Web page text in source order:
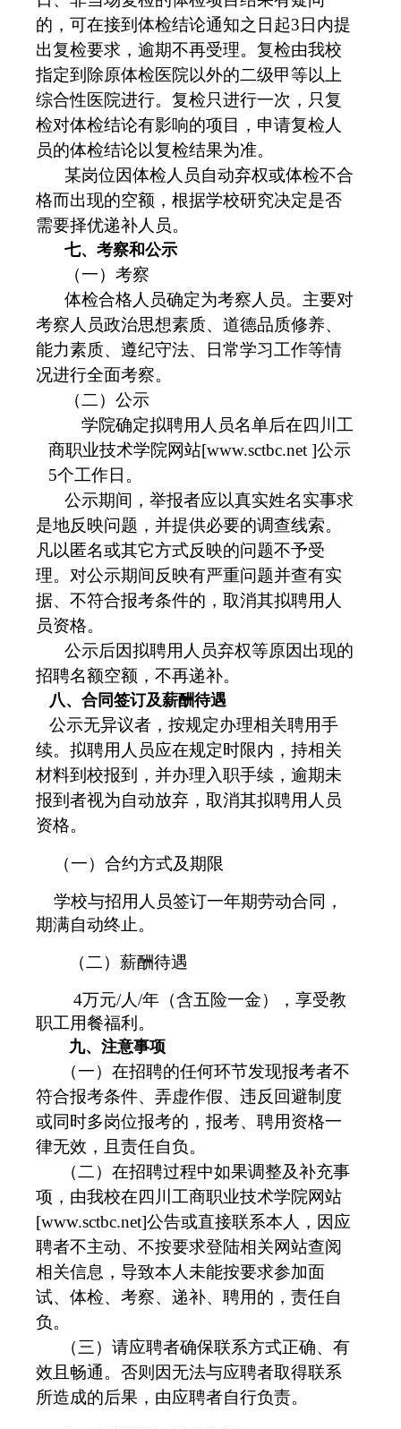
的，可在接到体检结论通知之日起3日内提
出复检要求，逾期不再受理。复检由我校
指定到除原体检医院以外的二级甲等以上
综合性医院进行。复检只进行一次，只复
检对体检结论有影响的项目，申请复检人
员的体检结论以复检结果为准。
某岗位因体检人员自动弃权或体检不合
格而出现的空额，根据学校研究决定是否
需要择优递补人员。
七、 考察和公示
（一）考察
体检合格人员确定为考察人员。主要对
考察人员政治思想素质、道德品质修养、
能力素质、遵纪守法、日常学习工作等情
况进行全面考察。
（二）公示
学院确定拟聘用人员名单后在四川工
商职业技术学院网站[www.sctbc.net ]公示
5个工作日。
公示期间，举报者应以真实姓名实事求
是地反映问题，并提供必要的调查线索。
凡以匿名或其它方式反映的问题不予受
理。对公示期间反映有严重问题并查有实
据、不符合报考条件的，取消其拟聘用人
员资格。
公示后因拟聘用人员弃权等原因出现的
招聘名额空额，不再递补。
八、合同签订及薪酬待遇
公示无异议者，按规定办理相关聘用手
续。拟聘用人员应在规定时限内，持相关
材料到校报到，并办理入职手续，逾期未
报到者视为自动放弃，取消其拟聘用人员
资格。
（一）合约方式及期限
学校与招用人员签订一年期劳动合同，
期满自动终止。
（二）薪酬待遇
4万元/人/年（含五险一金），享受教
职工用餐福利。
九、注意事项
（一）在招聘的任何环节发现报考者不
符合报考条件、弄虚作假、违反回避制度
或同时多岗位报考的，报考、聘用资格一
律无效，且责任自负。
（二）在招聘过程中如果调整及补充事
项，由我校在四川工商职业技术学院网站
[www.sctbc.net]公告或直接联系本人，因应
聘者不主动、不按要求登陆相关网站查阅
相关信息，导致本人未能按要求参加面
试、体检、考察、递补、聘用的，责任自
负。
（三）请应聘者确保联系方式正确、有
效且畅通。否则因无法与应聘者取得联系
所造成的后果，由应聘者自行负责。